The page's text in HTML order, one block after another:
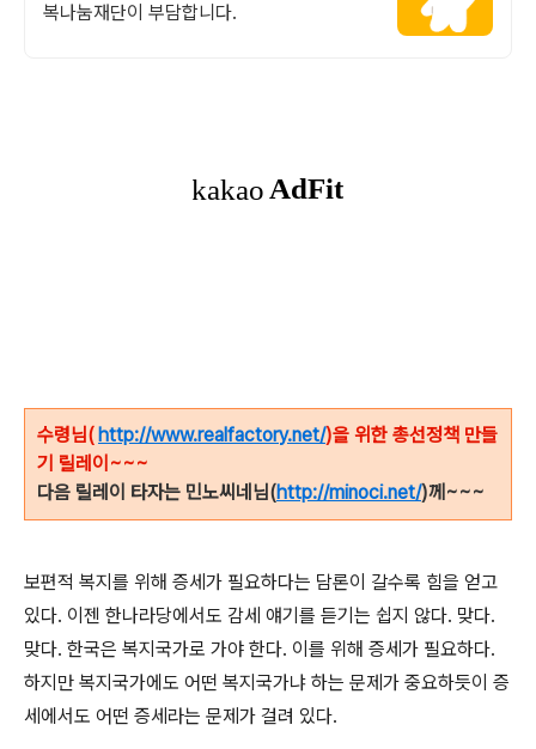
복나눔재단이 부담합니다.
수령님(http://www.realfactory.net/)을 위한 총선정책 만들
기 릴레이~~~
다음 릴레이 타자는 민노씨네님(http://minoci.net/)께~~~
보편적 복지를 위해 증세가 필요하다는 담론이 갈수록 힘을 얻고
있다. 이젠 한나라당에서도 감세 얘기를 듣기는 쉽지 않다. 맞다.
맞다. 한국은 복지국가로 가야 한다. 이를 위해 증세가 필요하다.
하지만 복지국가에도 어떤 복지국가냐 하는 문제가 중요하듯이 증
세에서도 어떤 증세라는 문제가 걸려 있다.